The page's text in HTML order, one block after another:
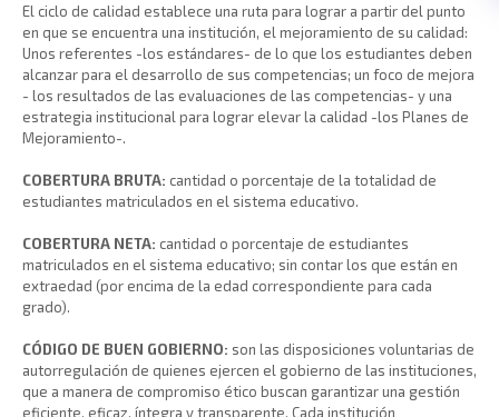
El ciclo de calidad establece una ruta para lograr a partir del punto
en que se encuentra una institución, el mejoramiento de su calidad:
Unos referentes -los estándares- de lo que los estudiantes deben
alcanzar para el desarrollo de sus competencias; un foco de mejora
- los resultados de las evaluaciones de las competencias- y una
estrategia institucional para lograr elevar la calidad -los Planes de
Mejoramiento-.
COBERTURA BRUTA: cantidad o porcentaje de la totalidad de
estudiantes matriculados en el sistema educativo.
COBERTURA NETA: cantidad o porcentaje de estudiantes
matriculados en el sistema educativo; sin contar los que están en
extraedad (por encima de la edad correspondiente para cada
grado).
CÓDIGO DE BUEN GOBIERNO: son las disposiciones voluntarias de
autorregulación de quienes ejercen el gobierno de las instituciones,
que a manera de compromiso ético buscan garantizar una gestión
eficiente, eficaz, íntegra y transparente. Cada institución